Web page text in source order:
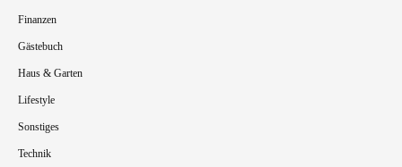
Finanzen
Gästebuch
Haus & Garten
Lifestyle
Sonstiges
Technik